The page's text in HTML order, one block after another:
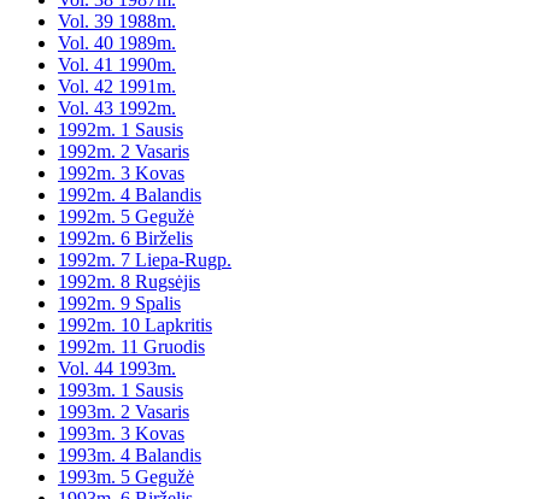
Vol. 39 1988m.
Vol. 40 1989m.
Vol. 41 1990m.
Vol. 42 1991m.
Vol. 43 1992m.
1992m. 1 Sausis
1992m. 2 Vasaris
1992m. 3 Kovas
1992m. 4 Balandis
1992m. 5 Gegužė
1992m. 6 Birželis
1992m. 7 Liepa-Rugp.
1992m. 8 Rugsėjis
1992m. 9 Spalis
1992m. 10 Lapkritis
1992m. 11 Gruodis
Vol. 44 1993m.
1993m. 1 Sausis
1993m. 2 Vasaris
1993m. 3 Kovas
1993m. 4 Balandis
1993m. 5 Gegužė